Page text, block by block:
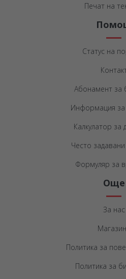
Печат на
Статус на
Абонамент за
Информация за
Калкулатор за
Често
Формуляр за
Още
За нас
Политика за
Политика за